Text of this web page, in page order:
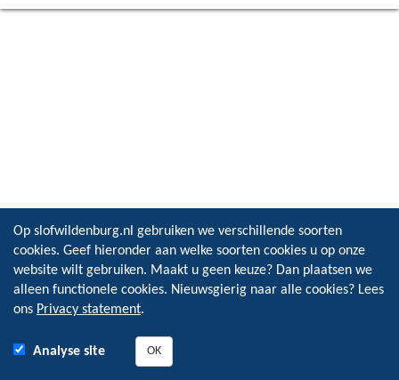
Op slofwildenburg.nl gebruiken we verschillende soorten
cookies. Geef hieronder aan welke soorten cookies u op onze
website wilt gebruiken. Maakt u geen keuze? Dan plaatsen we
alleen functionele cookies. Nieuwsgierig naar alle cookies? Lees
ons Privacy statement.
Analyse site OK